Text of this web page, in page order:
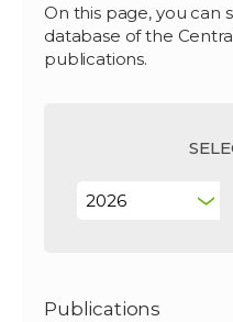
On this page, you can
database of the
publications.
Publications